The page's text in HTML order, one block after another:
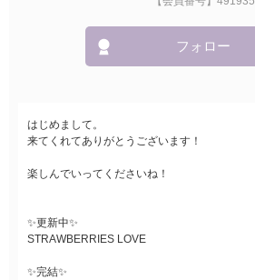
フォロー
はじめまして。
来てくれてありがとうございます！
楽しんでいってくださいね！
✨更新中✨
STRAWBERRIES LOVE
✨完結✨